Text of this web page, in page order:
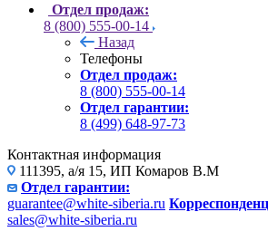
Отдел продаж:
8 (800) 555-00-14
Назад
Телефоны
Отдел продаж:
8 (800) 555-00-14
Отдел гарантии:
8 (499) 648-97-73
Контактная информация
111395, а/я 15, ИП Комаров В.М
Отдел гарантии:
guarantee@white-siberia.ru
sales@white-siberia.ru